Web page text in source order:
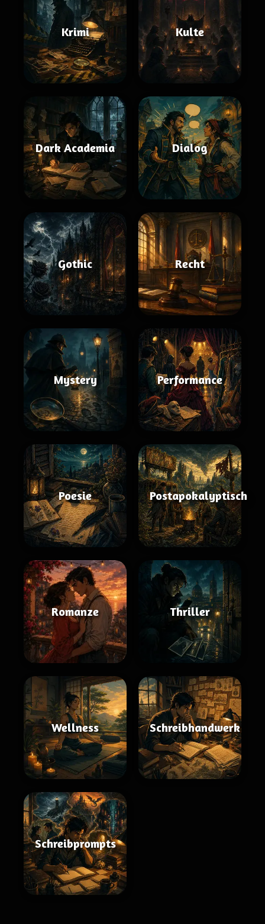
Krimi Kulte
Dark Academia Dialog
Gothic Recht
Mystery Performance
Poesie Postapokalyptisch
Romanze Thriller
Wellness Schreibhandwerk
Schreibprompts